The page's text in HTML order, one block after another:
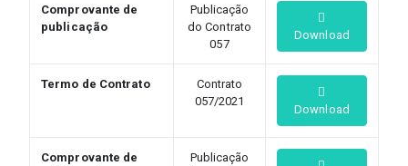
Comprovante de
publicação
Publicação
do Contrato
057
Download
Termo de Contrato
Contrato
057/2021
Download
Comprovante de
Publicação